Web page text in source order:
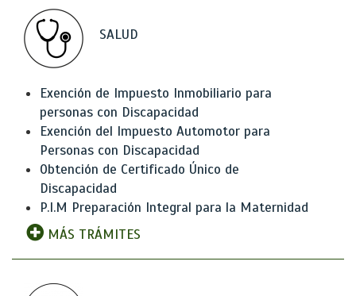
SALUD
Exención de Impuesto Inmobiliario para
personas con Discapacidad
Exención del Impuesto Automotor para
Personas con Discapacidad
Obtención de Certificado Único de
Discapacidad
P.I.M Preparación Integral para la Maternidad
MÁS TRÁMITES